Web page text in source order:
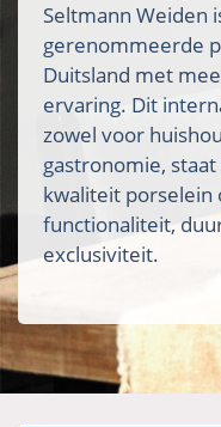
Seltmann Weiden
gerenommeerde
Duitsland met
ervaring. Dit
zowel voor
gastronomie,
kwaliteit porselein
functionaliteit,
exclusiviteit.